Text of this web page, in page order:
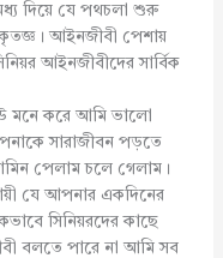
দিয়ে যে পথচলা শুরু
আইনজীবী পেশায়
আইনজীবীদের সার্বিক
মনে করে আমি ভালো
সারাজীবন পড়তে
পেলাম চলে গেলাম।
যে আপনার একদিনের
সিনিয়রদের কাছে
বলতে পারে না আমি সব